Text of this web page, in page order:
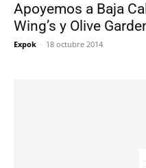
Apoyemos a Baja
Wing’s y Olive
Expok - 18 octubre 2014